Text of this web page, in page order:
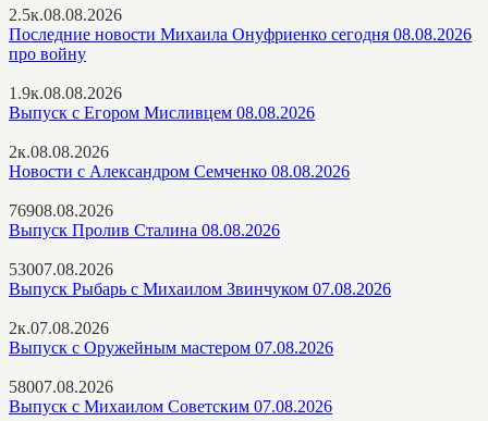
2.5к.08.08.2026
Последние новости Михаила Онуфриенко сегодня 08.08.2026
про войну
1.9к.08.08.2026
Выпуск с Егором Мисливцем 08.08.2026
2к.08.08.2026
Новости с Александром Семченко 08.08.2026
76908.08.2026
Выпуск Пролив Сталина 08.08.2026
53007.08.2026
Выпуск Рыбарь с Михаилом Звинчуком 07.08.2026
2к.07.08.2026
Выпуск с Оружейным мастером 07.08.2026
58007.08.2026
Выпуск с Михаилом Советским 07.08.2026